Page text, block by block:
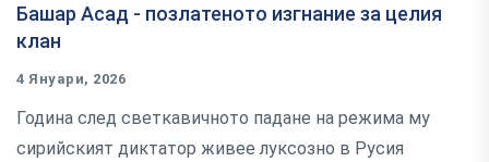
Башар Асад - позлатеното изгнание за целия
клан
4 Януари, 2026
Година след светкавичното падане на режима му
сирийският диктатор живее луксозно в Русия